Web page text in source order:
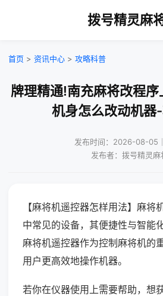
拨号精灵麻
首页 > 资讯中心 > 攻略科普
牌理精通!南充麻将改程序
机身怎么改动机器
发布时间：2026-08-05
发布者：拨号精灵麻
【麻将机遥控器怎样用法】麻将
中常见的设备，其便捷性与智能
麻将机遥控器作为控制麻将机的
用户更高效地操作机器。
若你在仪器使用上需要帮助，想